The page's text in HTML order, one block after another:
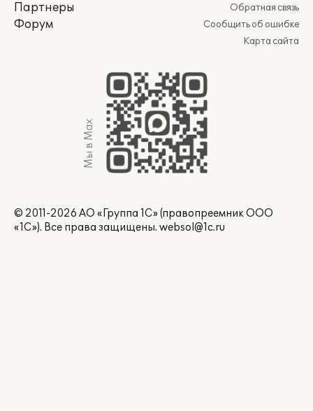
Партнеры
Форум
Обратная связь
Сообщить об ошибке
Карта сайта
Мы в Max
© 2011-2026 АО «Группа 1С» (правопреемник ООО
«1С»). Все права защищены. websol@1c.ru